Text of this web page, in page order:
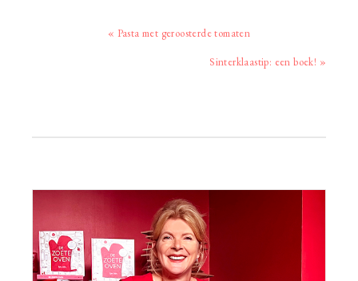
Vorig
« Pasta met geroosterde tomaten
Volgend
Sinterklaastip: een boek! »